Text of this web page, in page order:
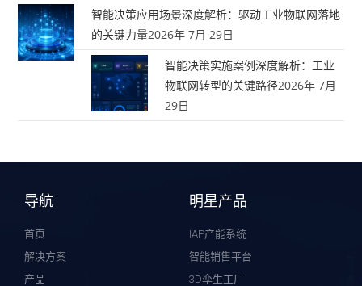
智能决策应用场景深度解析：驱动工业物联网落地
的关键力量2026年 7月 29日
智能决策实施案例深度解析：工业
物联网转型的关键路径2026年 7月
29日
导航
首页
解决方案
产品
明星产品
IAP产能系统
智能销售平台
3D孪生工厂